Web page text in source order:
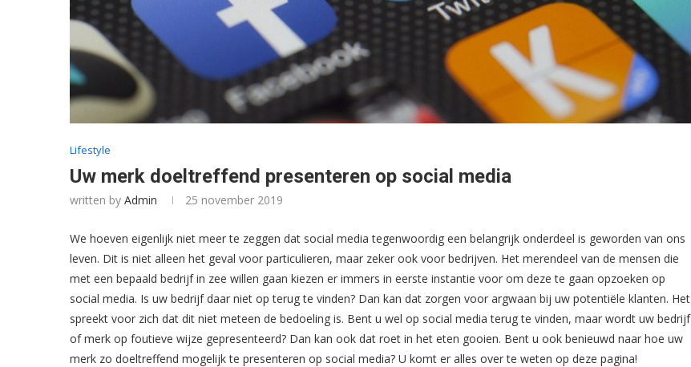
Lifestyle
Uw merk doeltreffend presenteren op social media
written by Admin 25 november 2019
We hoeven eigenlijk niet meer te zeggen dat social media tegenwoordig een belangrijk onderdeel is geworden van ons
leven. Dit is niet alleen het geval voor particulieren, maar zeker ook voor bedrijven. Het merendeel van de mensen die
met een bepaald bedrijf in zee willen gaan kiezen er immers in eerste instantie voor om deze te gaan opzoeken op
social media. Is uw bedrijf daar niet op terug te vinden? Dan kan dat zorgen voor argwaan bij uw potentiële klanten. Het
spreekt voor zich dat dit niet meteen de bedoeling is. Bent u wel op social media terug te vinden, maar wordt uw bedrijf
of merk op foutieve wijze gepresenteerd? Dan kan ook dat roet in het eten gooien. Bent u ook benieuwd naar hoe uw
merk zo doeltreffend mogelijk te presenteren op social media? U komt er alles over te weten op deze pagina!